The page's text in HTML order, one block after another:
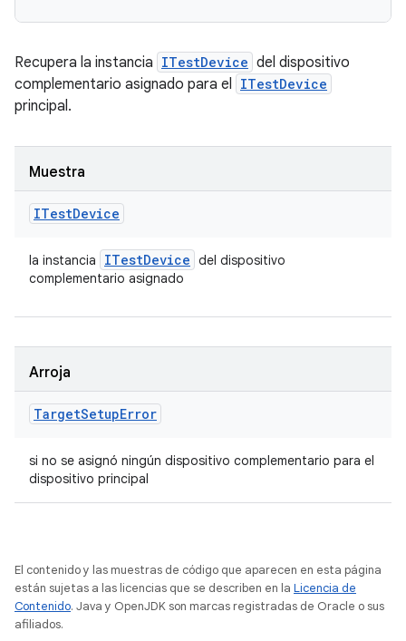
Recupera la instancia ITestDevice del dispositivo
complementario asignado para el ITestDevice
principal.
Muestra
ITestDevice
la instancia ITestDevice del dispositivo
complementario asignado
Arroja
TargetSetupError
si no se asignó ningún dispositivo complementario para el
dispositivo principal
El contenido y las muestras de código que aparecen en esta página
están sujetas a las licencias que se describen en la Licencia de
Contenido. Java y OpenJDK son marcas registradas de Oracle o sus
afiliados.